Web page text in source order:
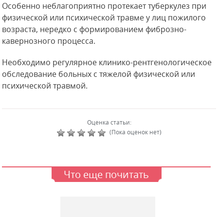
Особенно неблагоприятно протекает туберкулез при
физической или психической травме у лиц пожилого
возраста, нередко с формированием фиброзно-
кавернозного процесса.
Необходимо регулярное клинико-рентгенологическое
обследование больных с тяжелой физической или
психической травмой.
Оценка статьи:
(Пока оценок нет)
Что еще почитать